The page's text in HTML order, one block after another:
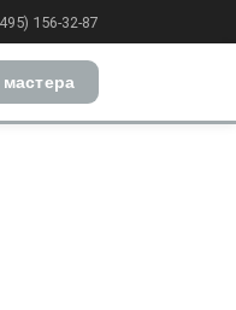
156-32-87